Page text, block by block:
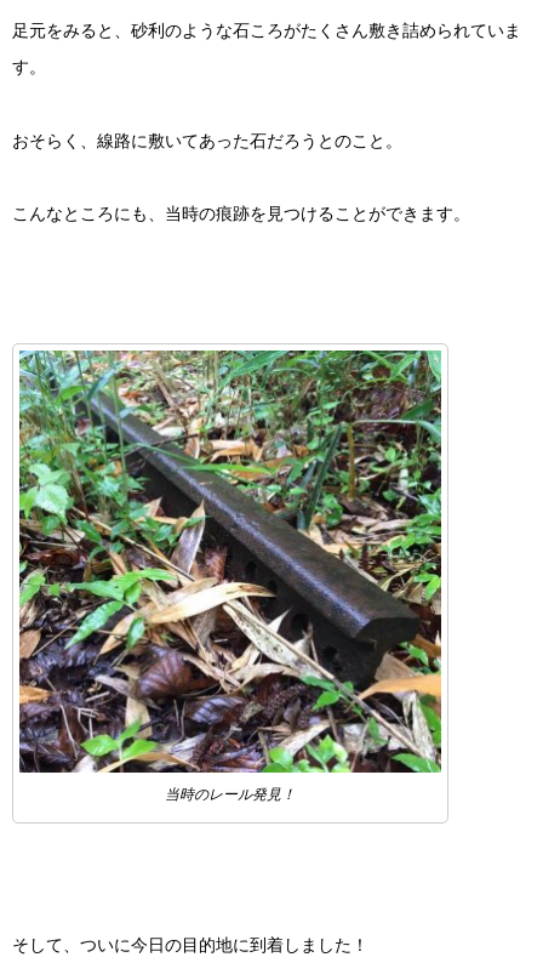
足元をみると、砂利のような石ころがたくさん敷き詰められていま
す。
おそらく、線路に敷いてあった石だろうとのこと。
こんなところにも、当時の痕跡を見つけることができます。
当時のレール発見！
そして、ついに今日の目的地に到着しました！